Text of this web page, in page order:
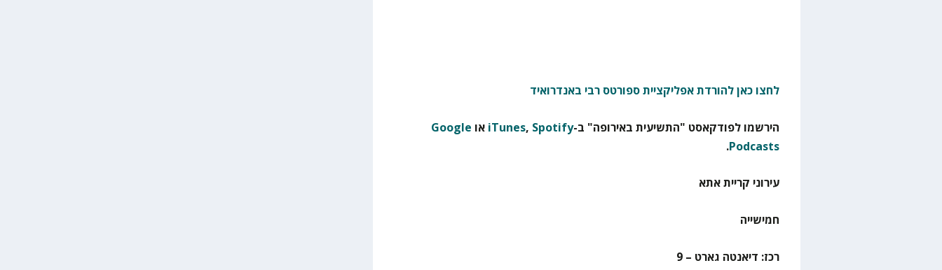
לחצו כאן להורדת אפליקציית ספורטס רבי באנדרואיד
הירשמו לפודקאסט "התשיעית באירופה" ב- iTunes, Spotify או Google
Podcasts
.
עירוני קריית אתא
חמישייה
רכז: דיאנטה גארט – 9